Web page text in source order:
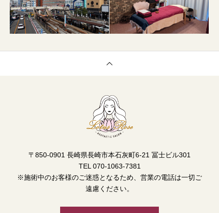
〒850-0901 長崎県長崎市本石灰町6-21 冨士ビル301
TEL 070-1063-7381
※施術中のお客様のご迷惑となるため、営業の電話は一切ご
遠慮ください。